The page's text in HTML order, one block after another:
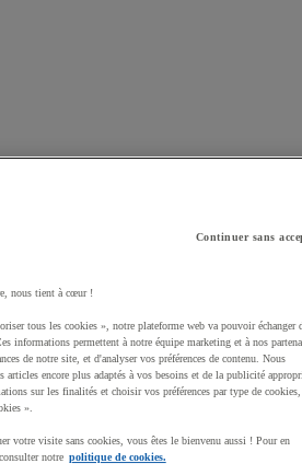
Continuer sans
nous tient à cœur !
tous les cookies », notre plateforme web va pouvoir échanger
informations permettent à notre équipe marketing et à nos
de notre site, et d'analyser vos préférences de contenu. Nous
articles encore plus adaptés à vos besoins et de la publicité
sur les finalités et choisir vos préférences par type de cookies,
».
votre visite sans cookies, vous êtes le bienvenu aussi ! Pour en
notre politique de cookies.